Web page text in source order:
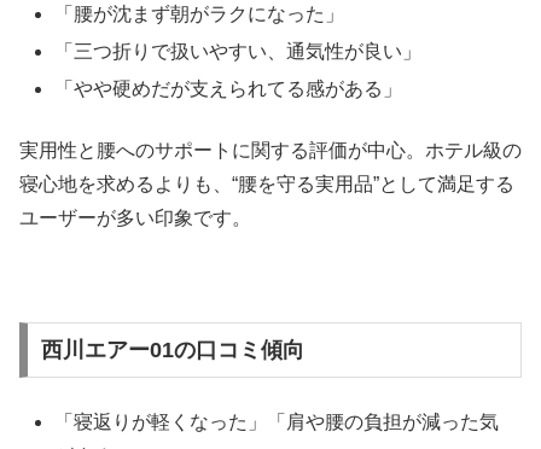
「腰が沈まず朝がラクになった」
「三つ折りで扱いやすい、通気性が良い」
「やや硬めだが支えられてる感がある」
実用性と腰へのサポートに関する評価が中心。ホテル級の
寝心地を求めるよりも、“腰を守る実用品”として満足する
ユーザーが多い印象です。
西川エアー01の口コミ傾向
「寝返りが軽くなった」「肩や腰の負担が減った気